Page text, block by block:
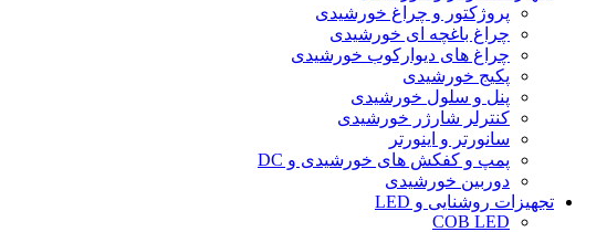
پروژکتور و چراغ خورشیدی
چراغ باغچه ای خورشیدی
چراغ های دیوارکوب خورشیدی
پکیج خورشیدی
پنل و سلول خورشیدی
کنترلر شارژر خورشیدی
سانورتر و اینورتر
پمپ و کفکش های خورشیدی و DC
دوربین خورشیدی
تجهیزات روشنایی و LED
COB LED